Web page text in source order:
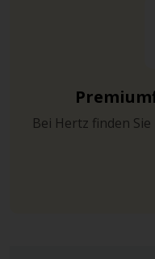
Bei Hertz finden